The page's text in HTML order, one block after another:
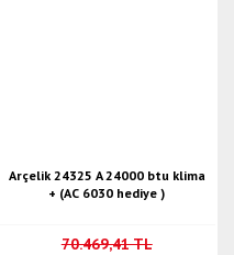
Arçelik 24325 A 24000 btu klima
+ (AC 6030 hediye )
70.469,41 TL